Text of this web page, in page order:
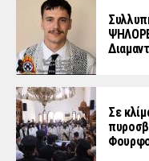
Σε